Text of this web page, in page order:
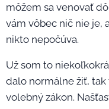
môžem sa venovať
vám vôbec nič nie je,
nikto nepočúva.
Už som to
dalo normálne žiť,
volebný zákon.